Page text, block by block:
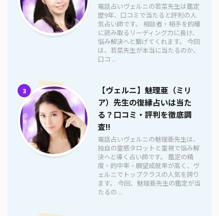
電話占いヴェルニの若菜先生は鑑定
歴9年、口コミで当たると評判の人
気占い師です。 相談者・相手を的確
に読み取るリーディング力に長け、
悩み解決へと繋げてくれます。 今回
は、若菜先生が本当に当たるのか、
口コ ...
3
【ヴェルニ】魅理亜（ミリ
ア）先生の復縁占いは当た
る？口コミ・評判を徹底調
査!!
電話占いヴェルニの魅理亜先生は、
独自の霊感タロットと霊視で悩み解
決へと導く占い師です。 鑑定の精
度・的中率・願望成就率が高く、ヴ
ェルニでトップクラスの人気を誇り
ます。 今回、魅理亜先生の鑑定が当
たるの ...